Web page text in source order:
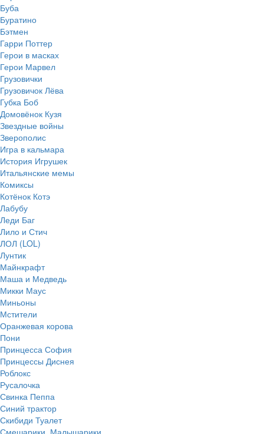
Буба
Буратино
Бэтмен
Гарри Поттер
Герои в масках
Герои Марвел
Грузовички
Грузовичок Лёва
Губка Боб
Домовёнок Кузя
Звездные войны
Зверополис
Игра в кальмара
История Игрушек
Итальянские мемы
Комиксы
Котёнок Котэ
Лабубу
Леди Баг
Лило и Стич
ЛОЛ (LOL)
Лунтик
Майнкрафт
Маша и Медведь
Микки Маус
Миньоны
Мстители
Оранжевая корова
Пони
Принцесса София
Принцессы Диснея
Роблокс
Русалочка
Свинка Пеппа
Синий трактор
Скибиди Туалет
Смешарики, Малышарики